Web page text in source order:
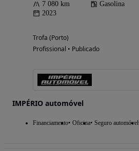
7 080 km Gasolina
2023
Trofa (Porto)
Profissional • Publicado
IMPÉRIO automóvel
Financiamento Oficina Seguro automóvel